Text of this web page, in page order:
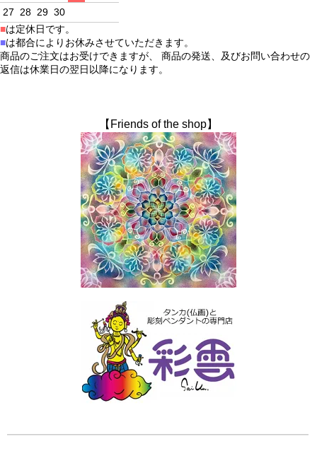
27
28 29 30
■は定休日です。
■は都合によりお休みさせていただきます。
商品のご注文はお受けできますが、 商品の発送、及びお問い合わせの
返信は休業日の翌日以降になります。
【Friends of the shop】